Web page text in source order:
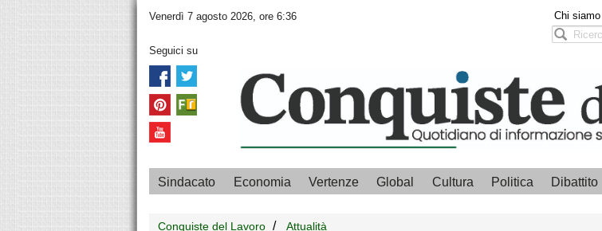
Venerdì 7 agosto 2026, ore 6:36 Chi siamo
Seguici su
Sindacato Economia Vertenze Global Cultura Politica Dibattito
Conquiste del Lavoro Attualità